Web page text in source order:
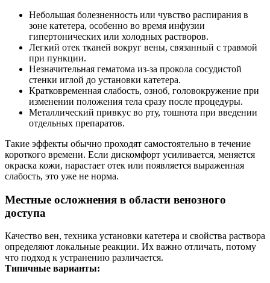
Небольшая болезненность или чувство распирания в
зоне катетера, особенно во время инфузии
гипертонических или холодных растворов.
Легкий отек тканей вокруг вены, связанный с травмой
при пункции.
Незначительная гематома из‑за прокола сосудистой
стенки иглой до установки катетера.
Кратковременная слабость, озноб, головокружение при
изменении положения тела сразу после процедуры.
Металлический привкус во рту, тошнота при введении
отдельных препаратов.
Такие эффекты обычно проходят самостоятельно в течение
короткого времени. Если дискомфорт усиливается, меняется
окраска кожи, нарастает отек или появляется выраженная
слабость, это уже не норма.
Местные осложнения в области венозного
доступа
Качество вен, техника установки катетера и свойства раствора
определяют локальные реакции. Их важно отличать, потому
что подход к устранению различается.
Типичные варианты: